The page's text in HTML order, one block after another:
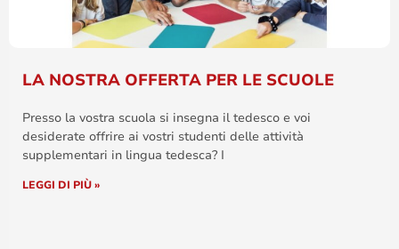
LA NOSTRA OFFERTA PER LE SCUOLE
Presso la vostra scuola si insegna il tedesco e voi
desiderate offrire ai vostri studenti delle attività
supplementari in lingua tedesca? I
LEGGI DI PIÙ »